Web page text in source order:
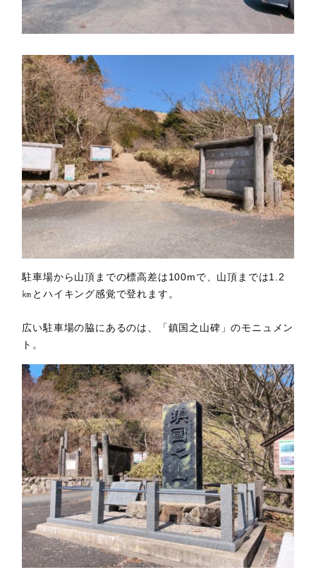
駐車場から山頂までの標高差は100mで、山頂までは1.2
㎞とハイキング感覚で登れます。
広い駐車場の脇にあるのは、「鎮国之山碑」のモニュメン
ト。